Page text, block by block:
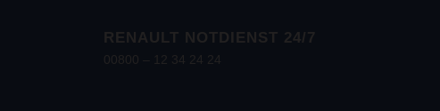
RENAULT NOTDIENST 24/7
00800 – 12 34 24 24